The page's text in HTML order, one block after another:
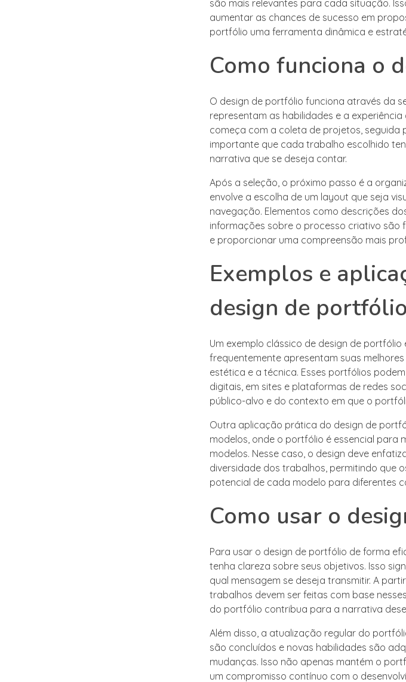
são mais relevantes para cada situação.
aumentar as chances de sucesso em
portfólio uma ferramenta dinâmica e
Como funciona o
O design de portfólio funciona através da
representam as habilidades e a
começa com a coleta de projetos, seguida
importante que cada trabalho escolhido
narrativa que se deseja contar.
Após a seleção, o próximo passo é a
envolve a escolha de um layout que seja
navegação. Elementos como descrições
informações sobre o processo criativo
e proporcionar uma compreensão mais
Exemplos e
design de portfólio
Um exemplo clássico de design de
frequentemente apresentam suas
estética e a técnica. Esses portfólios
digitais, em sites e plataformas de redes
público-alvo e do contexto em que o
Outra aplicação prática do design de
modelos, onde o portfólio é essencial para
modelos. Nesse caso, o design deve
diversidade dos trabalhos, permitindo que
potencial de cada modelo para diferentes
Como usar o
Para usar o design de portfólio de forma
tenha clareza sobre seus objetivos. Isso
qual mensagem se deseja transmitir. A
trabalhos devem ser feitas com base
do portfólio contribua para a narrativa
Além disso, a atualização regular do
são concluídos e novas habilidades são
mudanças. Isso não apenas mantém o
um compromisso contínuo com o